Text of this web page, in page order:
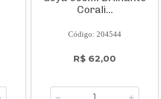
Corali...
Código: 204544
R$ 62,00